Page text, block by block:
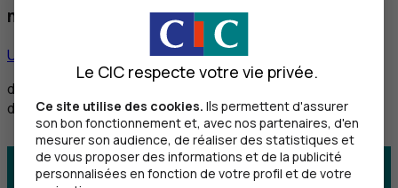
malentendantes
Utiliser ce service
de 8h30 à 12h et de 14h à 18h du lundi au vendredi,
de 8h30 à 12h le samedi
Centre d'aide Trouver une agence
Le CIC respecte votre vie privée.
Ce site utilise des cookies. Ils permettent d'assurer
son bon fonctionnement et, avec nos partenaires, d'en
mesurer son audience, de réaliser des statistiques et
de vous proposer des informations et de la publicité
personnalisées en fonction de votre profil et de votre